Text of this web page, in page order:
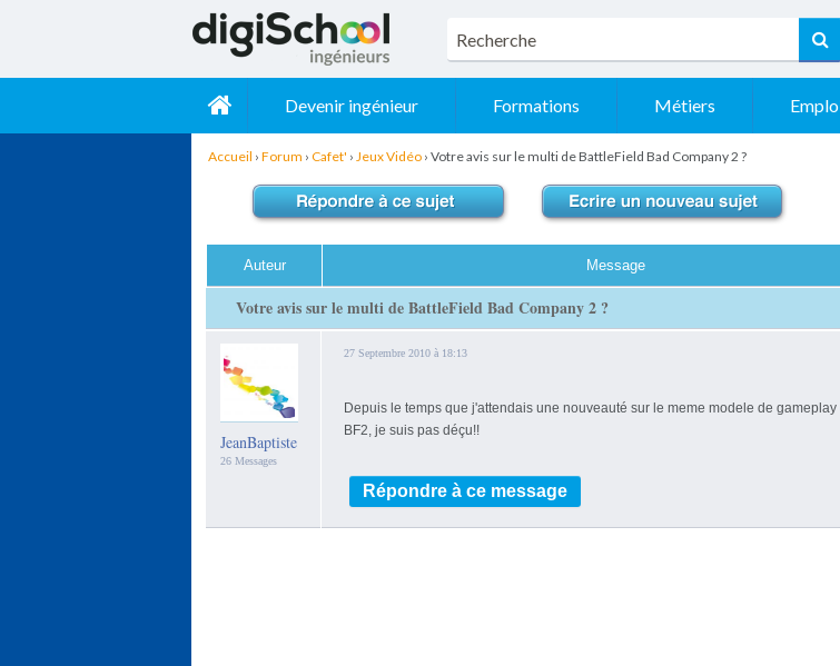
Devenir ingénieur Formations Métiers
Accueil ›Forum ›Cafet' ›Jeux Vidéo ›Votre avis sur le multi de BattleField Bad Company 2 ?
Auteur Message
Votre avis sur le multi de BattleField Bad Company 2 ?
JeanBaptiste
26 Messages
27 Septembre 2010 à 18:13
Depuis le temps que j'attendais une nouveauté sur le meme modele de gameplay
BF2, je suis pas déçu!!
Répondre à ce message